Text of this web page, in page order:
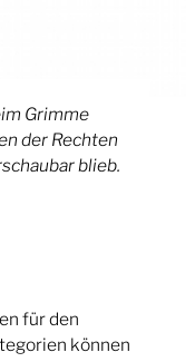
Grimme
der Rechten
blieb.
für den
können